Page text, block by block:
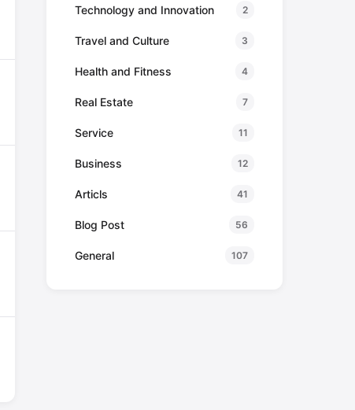
Technology and Innovation 2
Travel and Culture 3
Health and Fitness 4
Real Estate 7
Service 11
Business 12
Articls 41
Blog Post 56
General 107